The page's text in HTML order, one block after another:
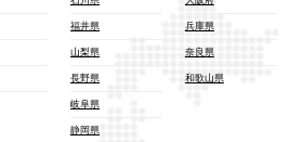
福井県
山梨県
長野県
岐阜県
静岡県
兵庫県
奈良県
和歌山県